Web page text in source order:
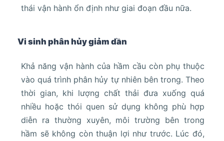
thái vận hành ổn định như giai đoạn đầu nữa.
Vi sinh phân hủy giảm dần
Khả năng vận hành của hầm cầu còn phụ thuộc
vào quá trình phân hủy tự nhiên bên trong. Theo
thời gian, khi lượng chất thải đưa xuống quá
nhiều hoặc thói quen sử dụng không phù hợp
diễn ra thường xuyên, môi trường bên trong
hầm sẽ không còn thuận lợi như trước. Lúc đó,